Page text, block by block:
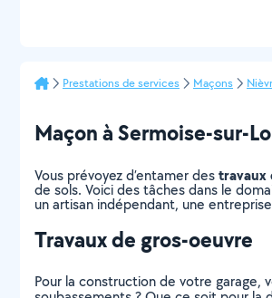
Prestations de services Maçons
Maçon à Sermoise-sur-
Vous prévoyez d’entamer destravaux
de sols. Voici des tâches dans le
un artisan indépendant, une
Travaux de gros-oeuvre
Pour la construction de votre garage,